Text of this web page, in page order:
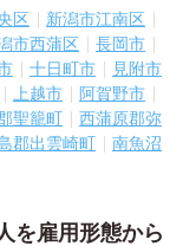
区
新潟市江南区
市西蒲区
長岡市
十日町市
見附市
上越市
阿賀野市
聖籠町
西蒲原郡弥
郡出雲崎町
南魚沼
を雇用形態から